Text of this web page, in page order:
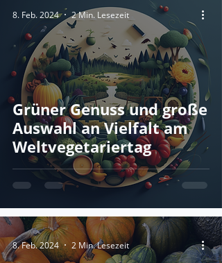
Grüner Genuss und große
Auswahl an Vielfalt am
Weltvegetariertag
8. Feb. 2024 2 Min. Lesezeit
8. Feb. 2024 2 Min. Lesezeit